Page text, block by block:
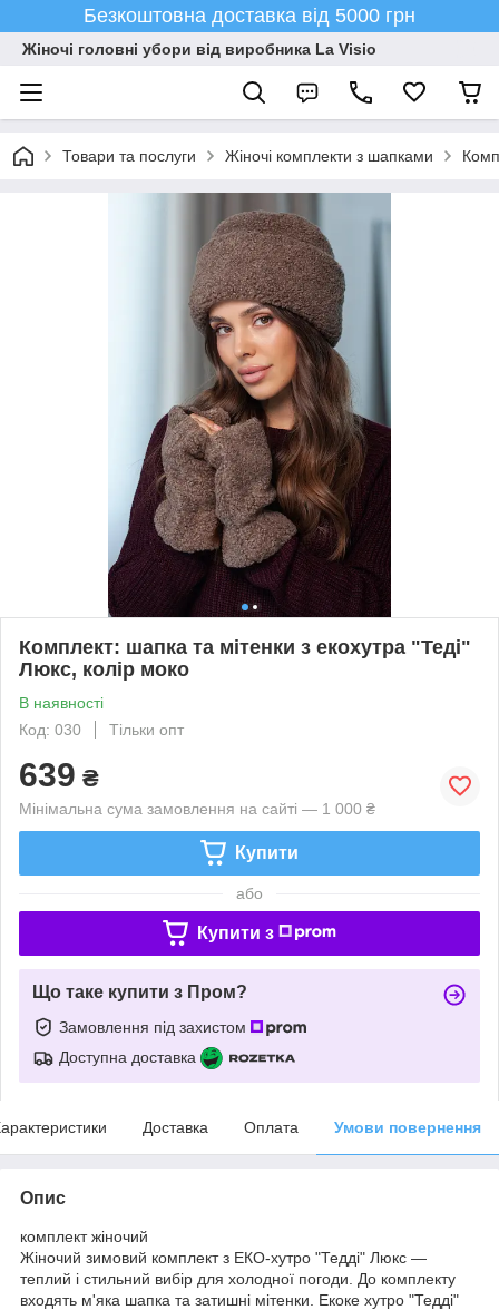
Безкоштовна доставка від 5000 грн
Жіночі головні убори від виробника La Visio
Товари та послуги Жіночі комплекти з шапками
Комплект: шапка та мітенки з екохутра "Теді"
Люкс, колір моко
В наявності
Код: 030
Тільки опт
639 ₴
Мінімальна сума замовлення на сайті — 1 000 ₴
Купити
або
Купити з
Що таке купити з Пром?
Замовлення під захистом
Доступна доставка
Доставка Оплата Умови повернення
Опис
комплект жіночий
Жіночий зимовий комплект з ЕКО-хутро "Тедді" Люкс —
теплий і стильний вибір для холодної погоди. До комплекту
входять м'яка шапка та затишні мітенки. Екоке хутро "Тедді"